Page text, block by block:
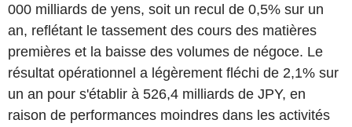
000 milliards de yens, soit un recul de 0,5% sur un
an, reflétant le tassement des cours des matières
premières et la baisse des volumes de négoce. Le
résultat opérationnel a légèrement fléchi de 2,1% sur
un an pour s'établir à 526,4 milliards de JPY, en
raison de performances moindres dans les activités